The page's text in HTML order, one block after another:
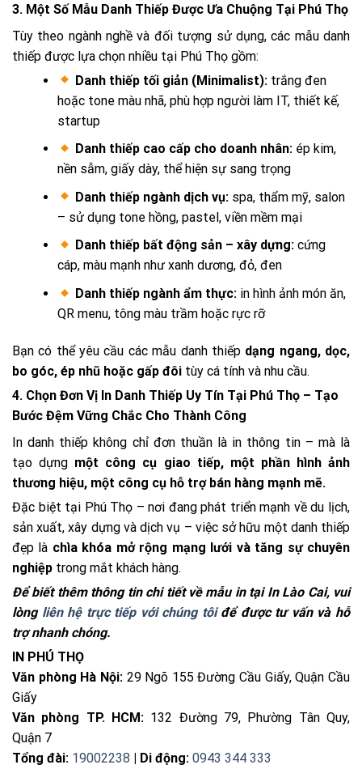
3. Một Số Mẫu Danh Thiếp Được Ưa Chuộng Tại Phú Thọ
Tùy theo ngành nghề và đối tượng sử dụng, các mẫu danh
thiếp được lựa chọn nhiều tại Phú Thọ gồm:
Danh thiếp tối giản (Minimalist): trắng đen
hoặc tone màu nhã, phù hợp người làm IT, thiết kế,
startup
Danh thiếp cao cấp cho doanh nhân: ép kim,
nền sẫm, giấy dày, thể hiện sự sang trọng
Danh thiếp ngành dịch vụ: spa, thẩm mỹ, salon
– sử dụng tone hồng, pastel, viền mềm mại
Danh thiếp bất động sản – xây dựng: cứng
cáp, màu mạnh như xanh dương, đỏ, đen
Danh thiếp ngành ẩm thực: in hình ảnh món ăn,
QR menu, tông màu trầm hoặc rực rỡ
Bạn có thể yêu cầu các mẫu danh thiếp dạng ngang, dọc,
bo góc, ép nhũ hoặc gấp đôi tùy cá tính và nhu cầu.
4. Chọn Đơn Vị In Danh Thiếp Uy Tín Tại Phú Thọ – Tạo
Bước Đệm Vững Chắc Cho Thành Công
In danh thiếp không chỉ đơn thuần là in thông tin – mà là
tạo dựng một công cụ giao tiếp, một phần hình ảnh
thương hiệu, một công cụ hỗ trợ bán hàng mạnh mẽ.
Đặc biệt tại Phú Thọ – nơi đang phát triển mạnh về du lịch,
sản xuất, xây dựng và dịch vụ – việc sở hữu một danh thiếp
đẹp là chìa khóa mở rộng mạng lưới và tăng sự chuyên
nghiệp trong mắt khách hàng.
Để biết thêm thông tin chi tiết về mẫu in tại In Lào Cai, vui
lòng liên hệ trực tiếp với chúng tôiđể được tư vấn và hỗ
trợ nhanh chóng.
IN PHÚ THỌ
Văn phòng Hà Nội: 29 Ngõ 155 Đường Cầu Giấy, Quận Cầu
Giấy
Văn phòng TP. HCM: 132 Đường 79, Phường Tân Quy,
Quận 7
Tổng đài: 19002238 | Di động: 0943 344 333